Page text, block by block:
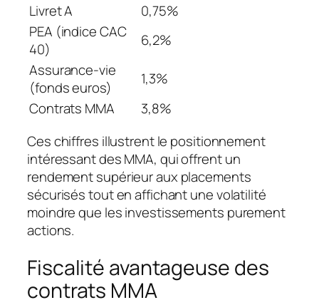
Livret A
0,75%
PEA (indice CAC
40)
6,2%
Assurance-vie
(fonds euros)
1,3%
Contrats MMA
3,8%
Ces chiffres illustrent le positionnement
intéressant des MMA, qui offrent un
rendement supérieur aux placements
sécurisés tout en affichant une volatilité
moindre que les investissements purement
actions.
Fiscalité avantageuse des
contrats MMA